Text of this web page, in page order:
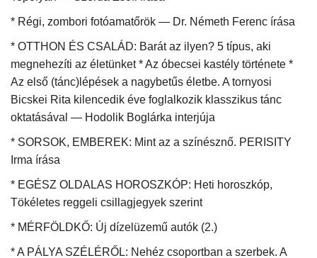
* Régi, zombori fotóamatőrök — Dr. Németh Ferenc írása
* OTTHON ÉS CSALÁD: Barát az ilyen? 5 típus, aki
megnehezíti az életünket * Az óbecsei kastély története *
Az első (tánc)lépések a nagybetűs életbe. A tornyosi
Bicskei Rita kilencedik éve foglalkozik klasszikus tánc
oktatásával — Hodolik Boglárka interjúja
* SORSOK, EMBEREK: Mint az a színésznő. PERISITY
Irma írása
* EGÉSZ OLDALAS HOROSZKÓP: Heti horoszkóp,
Tökéletes reggeli csillagjegyek szerint
* MÉRFÖLDKŐ: Új dízelüzemű autók (2.)
* A PÁLYA SZÉLÉRŐL: Nehéz csoportban a szerbek. A